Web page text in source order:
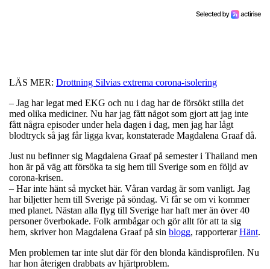
LÄS MER: Drottning Silvias extrema corona-isolering
– Jag har legat med EKG och nu i dag har de försökt stilla det
med olika mediciner. Nu har jag fått något som gjort att jag inte
fått några episoder under hela dagen i dag, men jag har lågt
blodtryck så jag får ligga kvar, konstaterade Magdalena Graaf då.
Just nu befinner sig Magdalena Graaf på semester i Thailand men
hon är på väg att försöka ta sig hem till Sverige som en följd av
corona-krisen.
– Har inte hänt så mycket här. Våran vardag är som vanligt. Jag
har biljetter hem till Sverige på söndag. Vi får se om vi kommer
med planet. Nästan alla flyg till Sverige har haft mer än över 40
personer överbokade. Folk armbågar och gör allt för att ta sig
hem, skriver hon Magdalena Graaf på sin blogg, rapporterarHänt.
Men problemen tar inte slut där för den blonda kändisprofilen. Nu
har hon återigen drabbats av hjärtproblem.